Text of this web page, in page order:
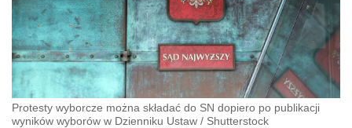
Protesty wyborcze można składać do SN dopiero po publikacji
wyników wyborów w Dzienniku Ustaw / Shutterstock